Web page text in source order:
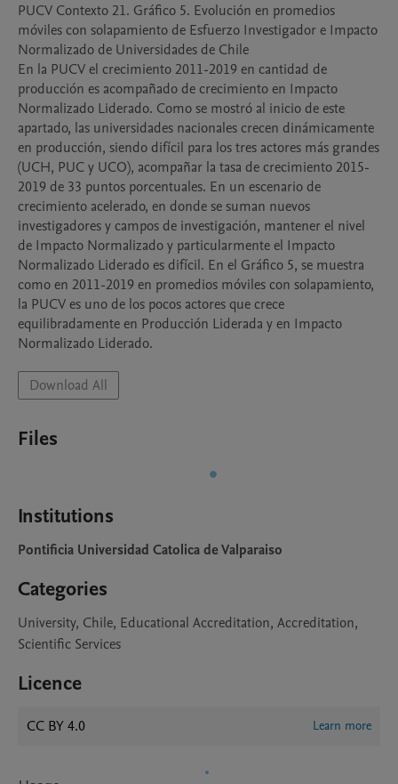
PUCV Contexto 21. Gráfico 5. Evolución en promedios
móviles con solapamiento de Esfuerzo Investigador e Impacto
Normalizado de Universidades de Chile
En la PUCV el crecimiento 2011-2019 en cantidad de
producción es acompañado de crecimiento en Impacto
Normalizado Liderado. Como se mostró al inicio de este
apartado, las universidades nacionales crecen dinámicamente
en producción, siendo difícil para los tres actores más grandes
(UCH, PUC y UCO), acompañar la tasa de crecimiento 2015-
2019 de 33 puntos porcentuales. En un escenario de
crecimiento acelerado, en donde se suman nuevos
investigadores y campos de investigación, mantener el nivel
de Impacto Normalizado y particularmente el Impacto
Normalizado Liderado es difícil. En el Gráfico 5, se muestra
como en 2011-2019 en promedios móviles con solapamiento,
la PUCV es uno de los pocos actores que crece
equilibradamente en Producción Liderada y en Impacto
Normalizado Liderado.
Download All
Files
Institutions
Pontificia Universidad Catolica de Valparaiso
Categories
University, Chile, Educational Accreditation, Accreditation,
Scientific Services
Licence
CC BY 4.0 Learn more